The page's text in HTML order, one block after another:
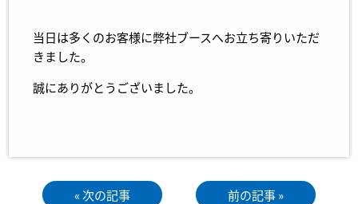
当日は多くのお客様に弊社ブースへお立ち寄りいただ
きました。
誠にありがとうございました。
« 次の記事 前の記事 »